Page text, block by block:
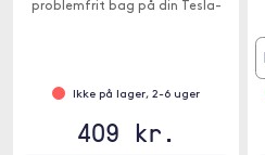
problemfrit bag på din Tesla-
Ikke på lager, 2-6 uger
409 kr.